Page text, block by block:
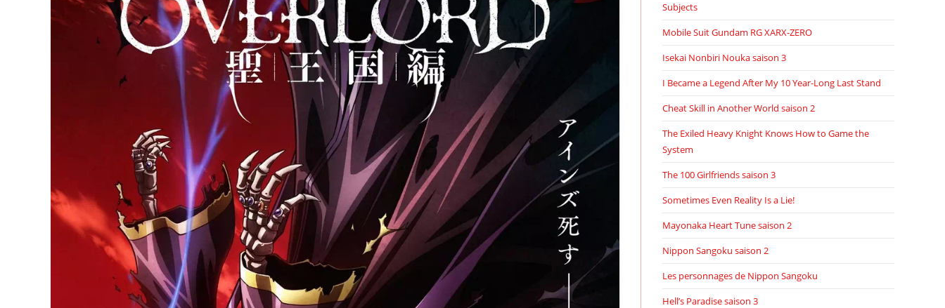
Subjects
Mobile Suit Gundam RG XARX-ZERO
Isekai Nonbiri Nouka saison 3
I Became a Legend After My 10 Year-Long Last Stand
Cheat Skill in Another World saison 2
The Exiled Heavy Knight Knows How to Game the
System
The 100 Girlfriends saison 3
Sometimes Even Reality Is a Lie!
Mayonaka Heart Tune saison 2
Nippon Sangoku saison 2
Les personnages de Nippon Sangoku
Hell’s Paradise saison 3